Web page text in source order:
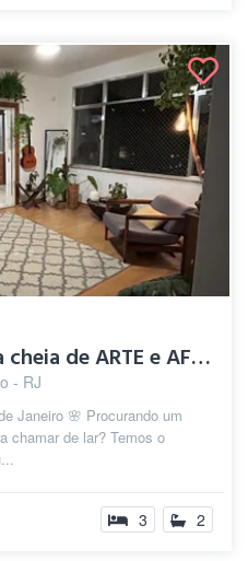
LARTINAS - Cobertura cheia de ARTE e AFE...
- RJ
Janeiro 🌸 Procurando um
chamar de lar? Temos o
3 2